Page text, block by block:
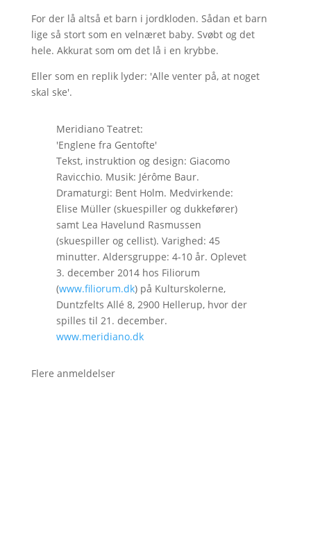
For der lå altså et barn i jordkloden. Sådan et barn
lige så stort som en velnæret baby. Svøbt og det
hele. Akkurat som om det lå i en krybbe.
Eller som en replik lyder: 'Alle venter på, at noget
skal ske'.
Meridiano Teatret:
'Englene fra Gentofte'
Tekst, instruktion og design: Giacomo
Ravicchio. Musik: Jérôme Baur.
Dramaturgi: Bent Holm. Medvirkende:
Elise Müller (skuespiller og dukkefører)
samt Lea Havelund Rasmussen
(skuespiller og cellist). Varighed: 45
minutter. Aldersgruppe: 4-10 år. Oplevet
3. december 2014 hos Filiorum
(www.filiorum.dk) på Kulturskolerne,
Duntzfelts Allé 8, 2900 Hellerup, hvor der
spilles til 21. december.
www.meridiano.dk
Flere anmeldelser